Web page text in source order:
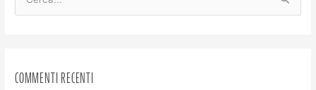
a
COMMENTI RECENTI